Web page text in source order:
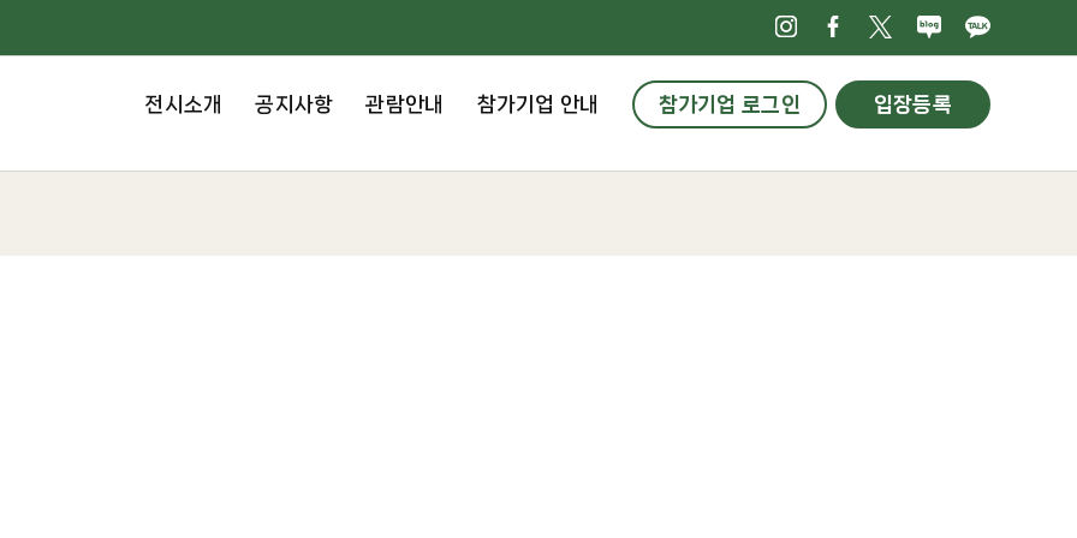
인스타그램
페이스북
X 네이버블
카카오
전시소개 공지사항 관람안내 참가기업 안내 참가기업 로그인 입장등록